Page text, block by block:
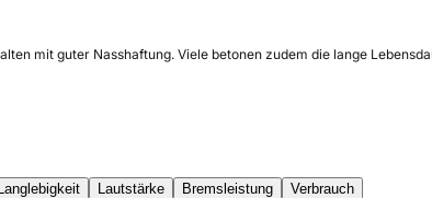
mit guter Nasshaftung. Viele betonen zudem die lange
Langlebigkeit Lautstärke Bremsleistung
Verbrauch